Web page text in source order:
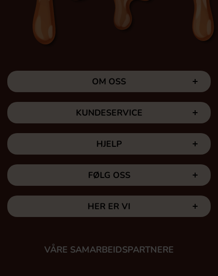
OM OSS
KUNDESERVICE
HJELP
FØLG OSS
HER ER VI
VÅRE SAMARBEIDSPARTNERE